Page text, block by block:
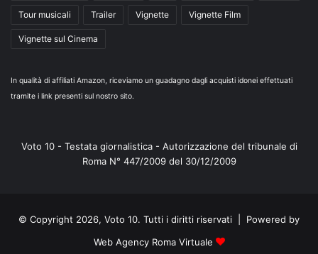
Tour musicali Trailer Vignette Vignette Film
Vignette sul Cinema
In qualità di affiliati Amazon, riceviamo un guadagno dagli acquisti idonei effettuati
tramite i link presenti sul nostro sito.
Voto 10 - Testata giornalistica - Autorizzazione del tribunale di
Roma N° 447/2009 del 30/12/2009
© Copyright 2026, Voto 10. Tutti i diritti riservati | Powered by
Web Agency Roma Virtuale